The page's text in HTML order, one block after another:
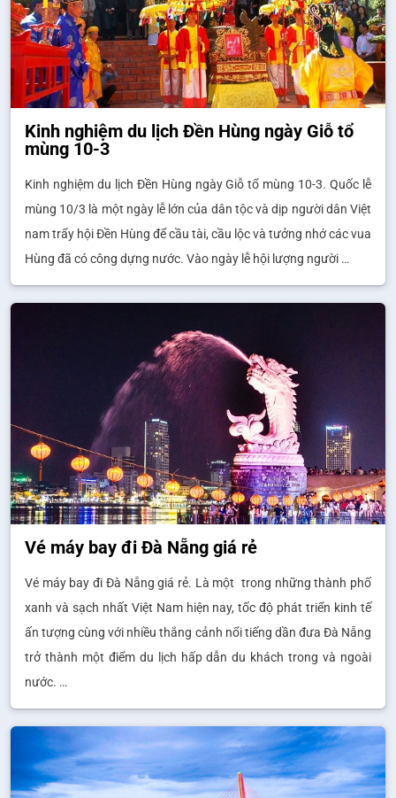
Kinh nghiệm du lịch Đền Hùng ngày Giỗ tổ
mùng 10-3
Kinh nghiệm du lịch Đền Hùng ngày Giỗ tổ mùng 10-3. Quốc lễ
mùng 10/3 là một ngày lễ lớn của dân tộc và dịp người dân Việt
nam trẩy hội Đền Hùng để cầu tài, cầu lộc và tưởng nhớ các vua
Hùng đã có công dựng nước. Vào ngày lễ hội lượng người …
Vé máy bay đi Đà Nẵng giá rẻ
Vé máy bay đi Đà Nẵng giá rẻ. Là một trong những thành phố
xanh và sạch nhất Việt Nam hiện nay, tốc độ phát triển kinh tế
ấn tượng cùng với nhiều thắng cảnh nổi tiếng dần đưa Đà Nẵng
trở thành một điểm du lịch hấp dẫn du khách trong và ngoài
nước. …